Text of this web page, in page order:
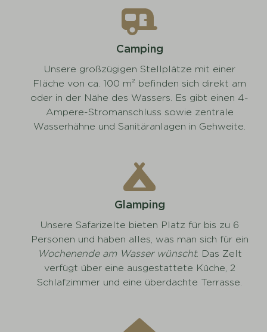
Camping
Unsere großzügigen Stellplätze mit einer
Fläche von ca. 100 m² befinden sich direkt am
oder in der Nähe des Wassers. Es gibt einen 4-
Ampere-Stromanschluss sowie zentrale
Wasserhähne und Sanitäranlagen in Gehweite.
Glamping
Unsere Safarizelte bieten Platz für bis zu 6
Personen und haben alles, was man sich für ein
Wochenende am Wasser wünscht. Das Zelt
verfügt über eine ausgestattete Küche, 2
Schlafzimmer und eine überdachte Terrasse.